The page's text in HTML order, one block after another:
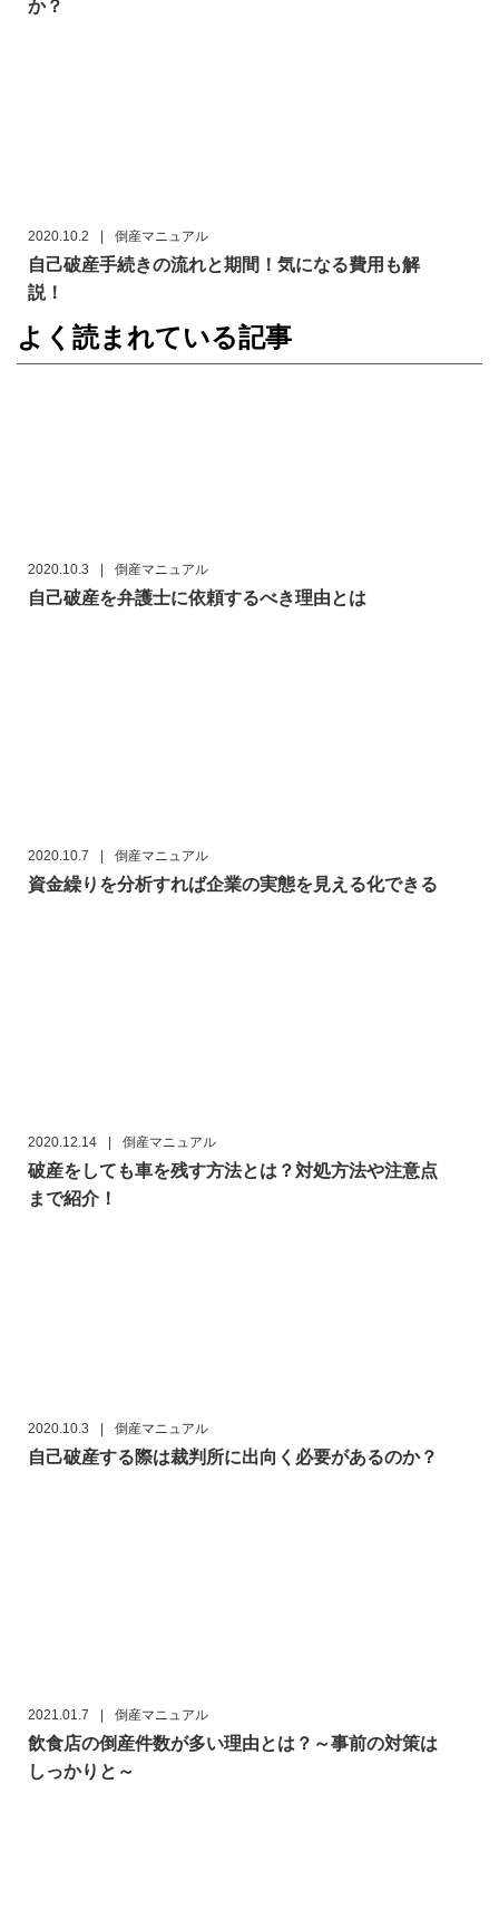
か？
2020.10.2 | 倒産マニュアル
自己破産手続きの流れと期間！気になる費用も解
説！
よく読まれている記事
2020.10.3 | 倒産マニュアル
自己破産を弁護士に依頼するべき理由とは
2020.10.7 | 倒産マニュアル
資金繰りを分析すれば企業の実態を見える化できる
2020.12.14 | 倒産マニュアル
破産をしても車を残す方法とは？対処方法や注意点
まで紹介！
2020.10.3 | 倒産マニュアル
自己破産する際は裁判所に出向く必要があるのか？
2021.01.7 | 倒産マニュアル
飲食店の倒産件数が多い理由とは？～事前の対策は
しっかりと～